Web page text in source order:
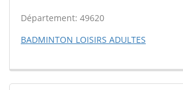
Département: 49620
BADMINTON LOISIRS ADULTES